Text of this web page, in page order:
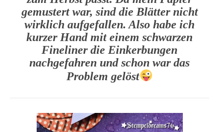
gemustert war, sind die Blätter nicht
wirklich aufgefallen. Also habe ich
kurzer Hand mit einem schwarzen
Fineliner die Einkerbungen
nachgefahren und schon war das
Problem gelöst